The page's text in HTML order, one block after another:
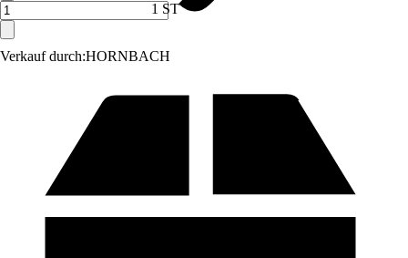
Verkauf durch:HORNBACH
1 ST